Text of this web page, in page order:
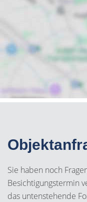
Sie haben noch
Besichtigungstermin
das untenstehende